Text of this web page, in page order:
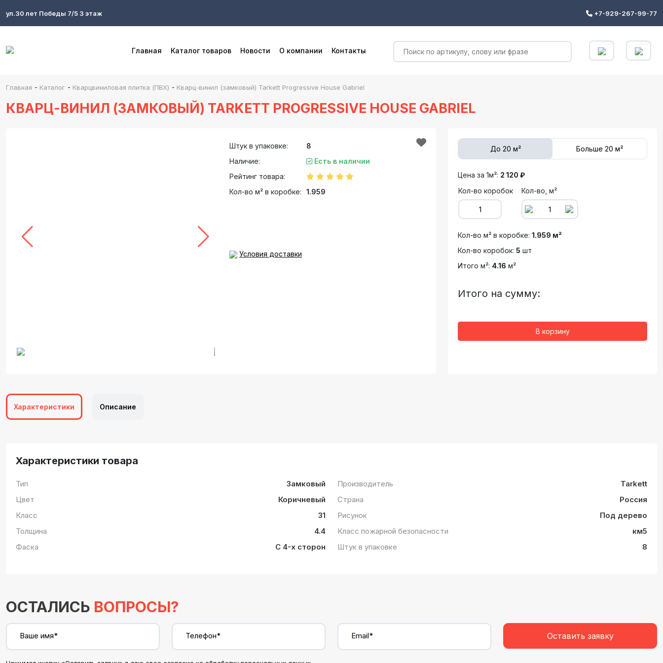
ул.30 лет Победы 7/5 3 этаж +7-929-267-99-77
Главная Каталог товаров Новости О компании Контакты
Главная - Каталог - Кварцвиниловая плитка (ПВХ) - Кварц-винил (замковый) Tarkett Progressive House Gabriel
КВАРЦ-ВИНИЛ (ЗАМКОВЫЙ) TARKETT PROGRESSIVE HOUSE GABRIEL
Штук в упаковке:
8
Наличие:
Есть в наличии
Рейтинг товара:
Кол-во м² в коробке:
1.959
Условия доставки
До 20 м² Больше 20 м²
Цена за 1м²: 2 120 ₽
Кол-во коробок
Кол-во, м²
Кол-во м² в коробке: 1.959 м²
Кол-во коробок: 5 шт
Итого м²: 4.16 м²
Итого на сумму:
В корзину
Характеристики Описание
Характеристики товара
Тип
Замковый
Цвет
Коричневый
Класс
31
Толщина
4.4
Фаска
С 4-х сторон
Производитель
Tarkett
Страна
Россия
Рисунок
Под дерево
Класс пожарной безопасности
км5
Штук в упаковке
8
ОСТАЛИСЬ ВОПРОСЫ?
Ваше имя* Телефон* Email* Оставить заявку